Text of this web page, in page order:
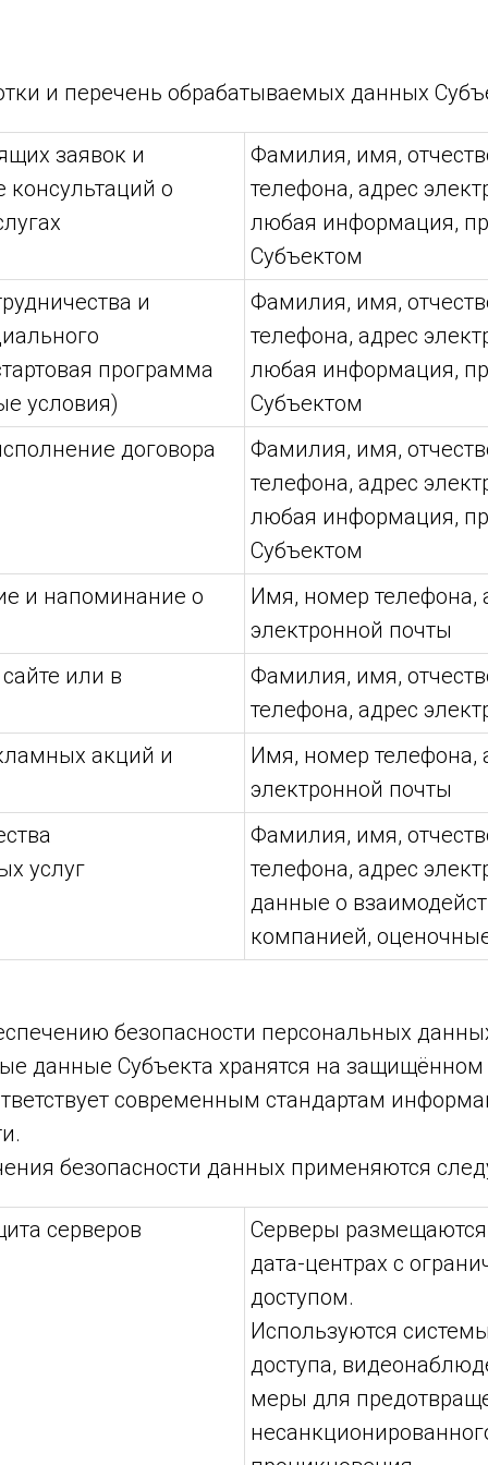
и перечень обрабатываемых данных
заявок и
консультаций о
Фамилия, имя,
телефона, адрес
любая информация,
Субъектом
и
программа
условия)
Фамилия, имя,
телефона, адрес
любая информация,
Субъектом
договора
Фамилия, имя,
телефона, адрес
любая информация,
Субъектом
и напоминание о
Имя, номер телефона,
электронной почты
или в
Фамилия, имя,
телефона, адрес
акций и
Имя, номер телефона,
электронной почты
услуг
Фамилия, имя,
телефона, адрес
данные о
компанией,
безопасности персональных
данные Субъекта хранятся на защищённом
современным стандартам
безопасности данных применяются
серверов
Серверы
дата-центрах с
доступом.
Используются
доступа,
меры для